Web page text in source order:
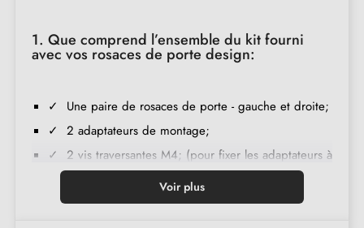
1. Que comprend l’ensemble du kit fourni
avec vos rosaces de porte design:
✓ Une paire de rosaces de porte - gauche et droite;
✓ 2 adaptateurs de montage;
✓ 2 vis traversantes M4; (pour fixer les adaptateurs à
la porte);
✓ Jeu de vis à bois(sur demande spéciale);
Voir plus